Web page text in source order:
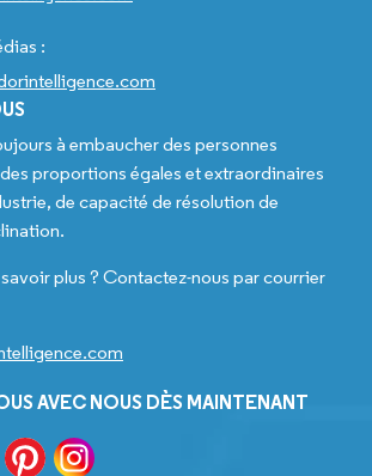
:
à embaucher des personnes
proportions égales et extraordinaires
de capacité de résolution de
plus ? Contactez-nous par courrier
AVEC NOUS DÈS MAINTENANT